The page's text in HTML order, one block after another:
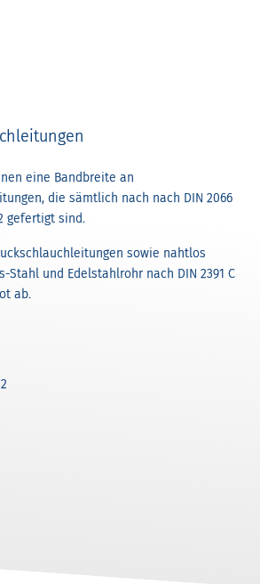
eine Bandbreite an
die sämtlich nach nach DIN 2066
gefertigt sind.
sowie nahtlos
Stahl und Edelstahlrohr nach DIN 2391 C
ab.